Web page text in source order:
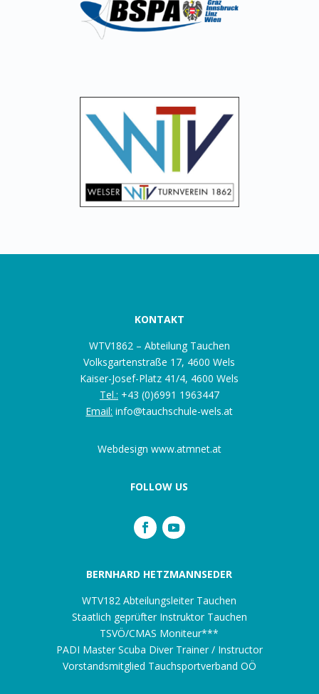
KONTAKT
WTV1862 – Abteilung Tauchen
Volksgartenstraße 17, 4600 Wels
Kaiser-Josef-Platz 41/4, 4600 Wels
Tel.: +43 (0)6991 1963447
Email: info@tauchschule-wels.at
Webdesign www.atmnet.at
FOLLOW US
BERNHARD HETZMANNSEDER
WTV182 Abteilungsleiter Tauchen
Staatlich geprüfter Instruktor Tauchen
TSVÖ/CMAS Moniteur***
PADI Master Scuba Diver Trainer / Instructor
Vorstandsmitglied Tauchsportverband OÖ